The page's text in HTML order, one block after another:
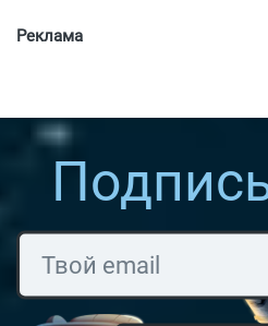
Реклама